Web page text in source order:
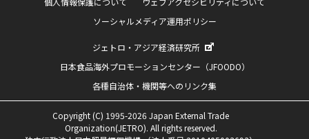
ソーシャルメディア運用ポリシー
ジェトロ・アジア経済研究所
日本食品海外プロモーションセンター（JFOODO）
各種自治体・機関等へのリンク集
Copyright (C) 1995-2026 Japan External Trade
Organization(JETRO). All rights reserved.